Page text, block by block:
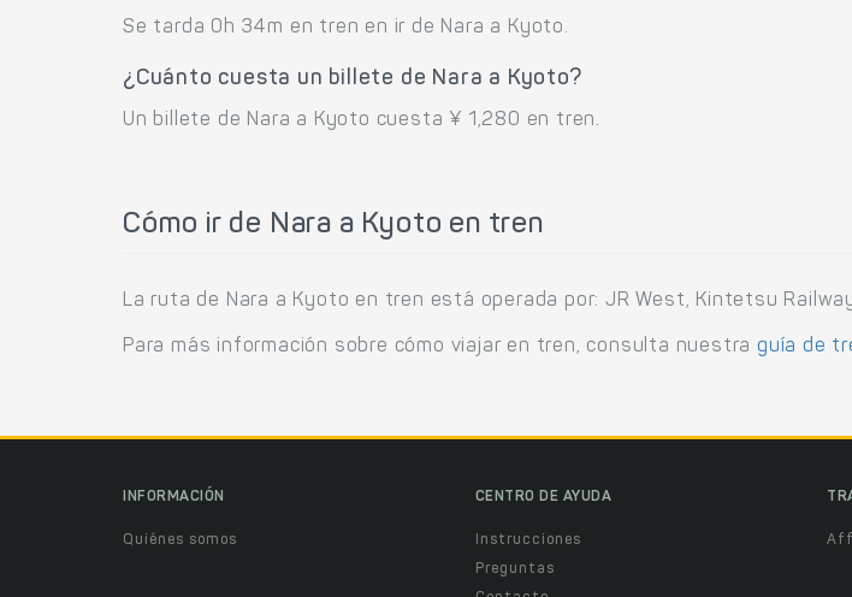
Se tarda 0h 34m en tren en ir de Nara a Kyoto.
¿Cuánto cuesta un billete de Nara a Kyoto?
Un billete de Nara a Kyoto cuesta ¥ 1,280 en tren.
Cómo ir de Nara a Kyoto en tren
La ruta de Nara a Kyoto en tren está operada por: JR West, Kintetsu
Para más información sobre cómo viajar en tren, consulta nuestra guía de
INFORMACIÓN
Quiénes somos
CENTRO DE AYUDA
Instrucciones
Preguntas